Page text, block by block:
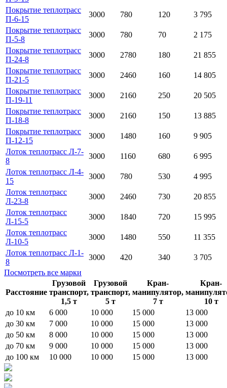
Покрытие теплотрасс
П-6-15
3000 780 120
3 795
Покрытие теплотрасс
П-5-8
3000 780 70
2 175
Покрытие теплотрасс
П-24-8
3000 2780 180
21 855
Покрытие теплотрасс
П-21-5
3000 2460 160
14 805
Покрытие теплотрасс
П-19-11
3000 2160 250
20 505
Покрытие теплотрасс
П-18-8
3000 2160 150
13 885
Покрытие теплотрасс
П-12-15
3000 1480 160
9 905
Лоток теплотрасс Л-7-
8
3000 1160 680
6 995
Лоток теплотрасс Л-4-
15
3000 780 530
4 995
Лоток теплотрасс
Л-23-8
3000 2460 730
20 855
Лоток теплотрасс
Л-15-5
3000 1840 720
15 995
Лоток теплотрасс
Л-10-5
3000 1480 550
11 355
Лоток теплотрасс Л-1-
8
3000 420 340
3 705
Посмотреть все марки
Расстояние
Грузовой
транспорт,
1,5 т
Грузовой
транспорт,
5 т
Кран-
манипулятор,
7 т
Кран-
10 т
до 10 км
6 000 10 000 15 000
13 000
до 30 км
7 000 10 000 15 000
13 000
до 50 км
8 000 10 000 15 000
13 000
до 70 км
9 000 10 000 15 000
13 000
до 100 км
10 000 10 000 15 000 13 000